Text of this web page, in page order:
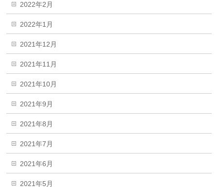
2022年2月
2022年1月
2021年12月
2021年11月
2021年10月
2021年9月
2021年8月
2021年7月
2021年6月
2021年5月